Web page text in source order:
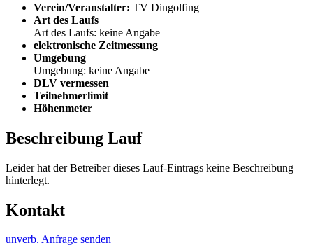
Verein/Veranstalter: TV Dingolfing
Art des Laufs
Art des Laufs: keine Angabe
elektronische Zeitmessung
Umgebung
Umgebung: keine Angabe
DLV vermessen
Teilnehmerlimit
Höhenmeter
Beschreibung Lauf
Leider hat der Betreiber dieses Lauf-Eintrags keine Beschreibung
hinterlegt.
Kontakt
unverb. Anfrage senden